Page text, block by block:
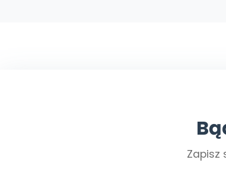
Zapisz